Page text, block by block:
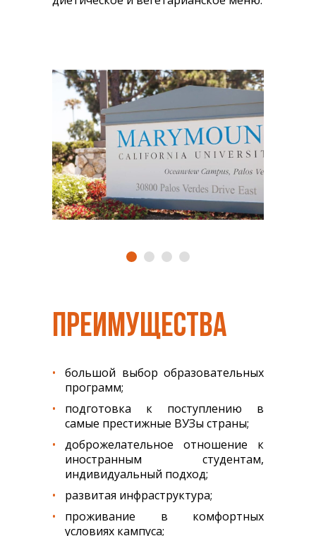
ПРЕИМУЩЕСТВА
большой выбор образовательных
программ;
подготовка к поступлению в
самые престижные ВУЗы страны;
доброжелательное отношение к
иностранным студентам,
индивидуальный подход;
развитая инфраструктура;
проживание в комфортных
условиях кампуса;